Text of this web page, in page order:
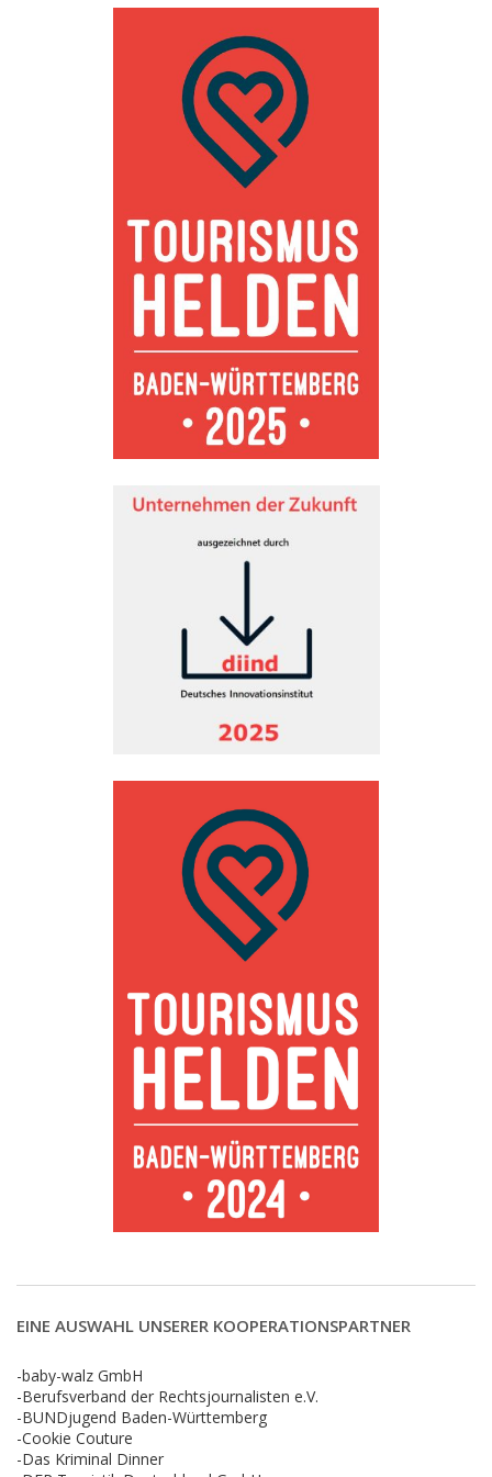
EINE AUSWAHL UNSERER KOOPERATIONSPARTNER
-baby-walz GmbH
-Berufsverband der Rechtsjournalisten e.V.
-BUNDjugend Baden-Württemberg
-Cookie Couture
-Das Kriminal Dinner